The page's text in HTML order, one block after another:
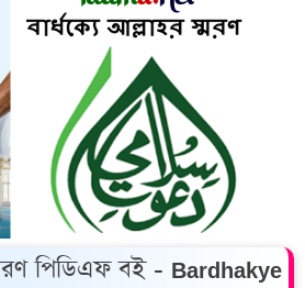
পিডিএফ বই - Bardhakye